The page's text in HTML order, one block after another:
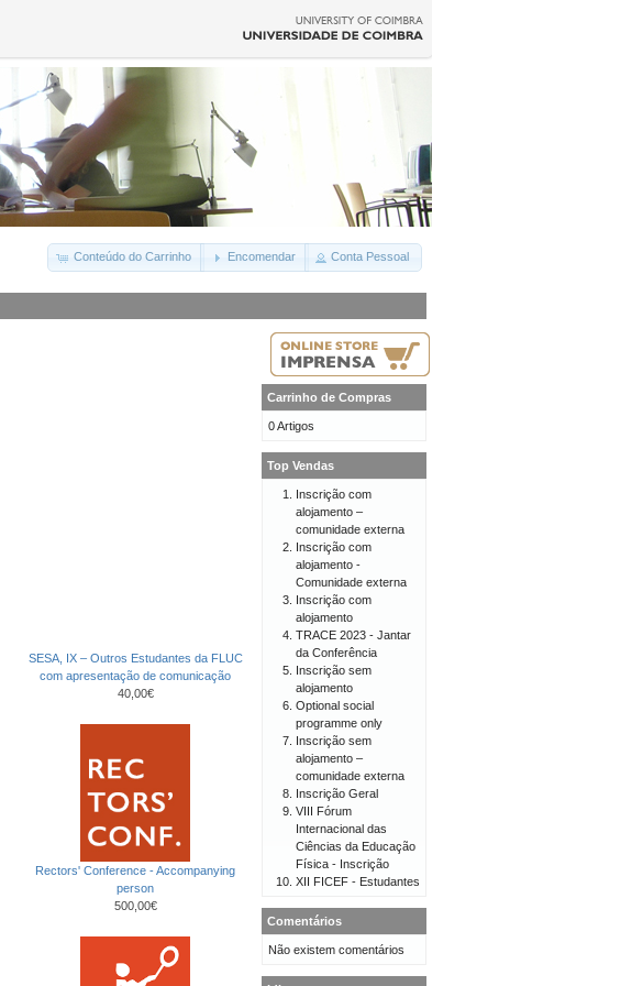
Conteúdo do Carrinho Encomendar Conta Pessoal
SESA, IX – Outros Estudantes da FLUC
com apresentação de comunicação
40,00€
Rectors' Conference - Accompanying
person
500,00€
Carrinho de Compras
0 Artigos
Top Vendas
Inscrição com
alojamento –
comunidade externa
Inscrição com
alojamento -
Comunidade externa
Inscrição com
alojamento
TRACE 2023 - Jantar
da Conferência
Inscrição sem
alojamento
Optional social
programme only
Inscrição sem
alojamento –
comunidade externa
Inscrição Geral
VIII Fórum
Internacional das
Ciências da Educação
Física - Inscrição
XII FICEF - Estudantes
Comentários
Não existem comentários